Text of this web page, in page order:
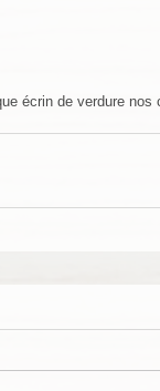
écrin de verdure